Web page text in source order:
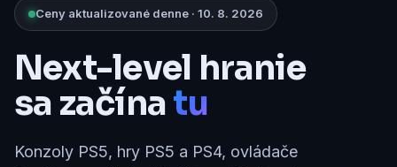
Ceny aktualizované denne · 10. 8. 2026
Next-level hranie
sa začínatu
Konzoly PS5, hry PS5 a PS4, ovládače